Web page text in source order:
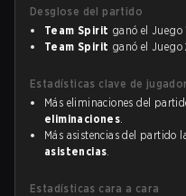
Desglose del partido
Team Spirit ganó el Juego
Team Spirit ganó el Juego
Estadísticas clave de
Más eliminaciones del
eliminaciones.
Más asistencias del partido
asistencias.
Estadísticas cara a cara